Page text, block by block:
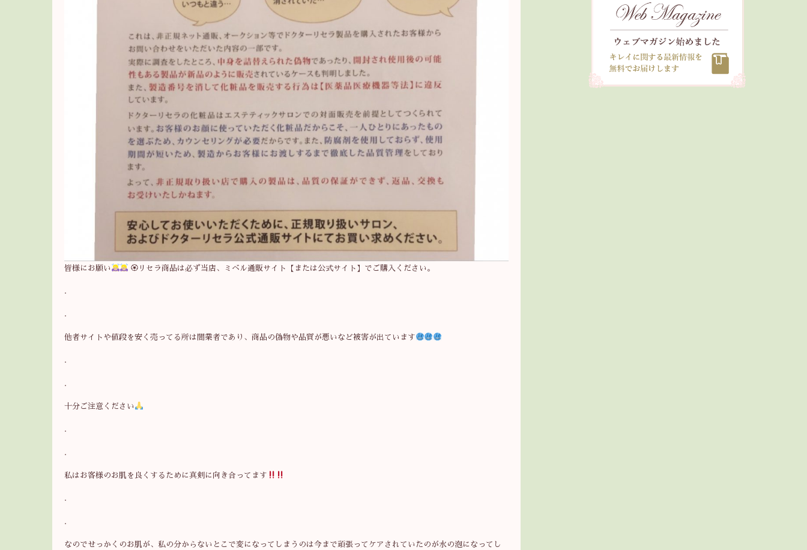
皆様にお願い 🏵リセラ商品は必ず当店、ミベル通販サイト【または公式サイト】でご購入ください。
.
.
他者サイトや値段を安く売ってる所は闇業者であり、商品の偽物や品質が悪いなど被害が出ています
.
十分ご注意ください
.
私はお客様のお肌を良くするために真剣に向き合ってます
.
.
なのでせっかくのお肌が、私の分からないとこで変になってしまうのは今まで頑張ってケアされていたのが水の泡になってし